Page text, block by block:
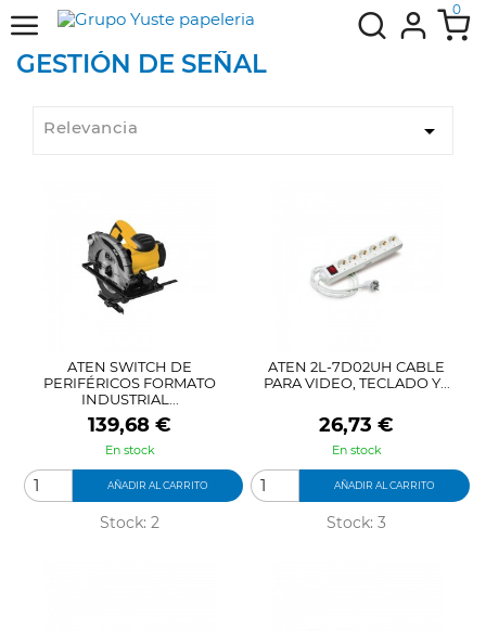
0
GESTIÓN DE SEÑAL
Relevancia 
ATEN SWITCH DE
PERIFÉRICOS FORMATO
INDUSTRIAL...
Precio
139,68 €
En stock
AÑADIR AL CARRITO
Stock: 2
ATEN 2L-7D02UH CABLE
PARA VIDEO, TECLADO Y...
Precio
26,73 €
En stock
AÑADIR AL CARRITO
Stock: 3